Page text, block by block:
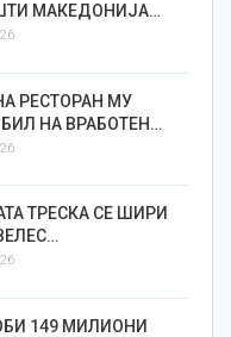
МАКЕДОНИЈА…
РЕСТОРАН МУ
НА ВРАБОТЕН…
ТРЕСКА СЕ ШИРИ
149 МИЛИОНИ